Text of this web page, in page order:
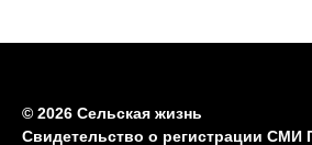
© 2026 Сельская жизнь
Свидетельство о регистрации